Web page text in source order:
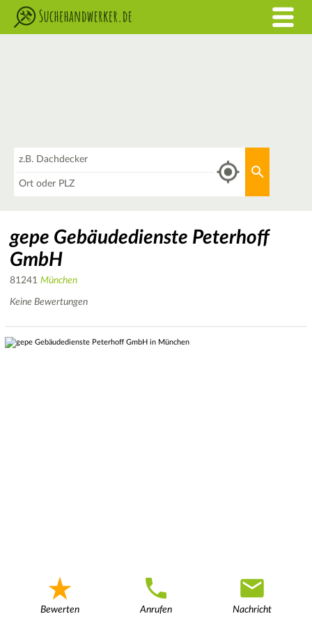
gepe Gebäudedienste Peterhoff
GmbH
81241 München
Keine Bewertungen
Bewerten Anrufen Nachricht